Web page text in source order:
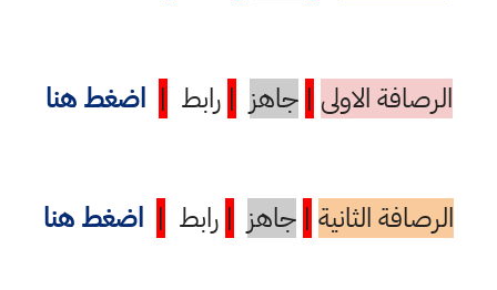
الرصافة الاولى | جاهز | رابط | اضغط هنا
الرصافة الثانية | جاهز | رابط | اضغط هنا